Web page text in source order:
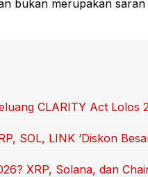
bukan merupakan saran
CLARITY Act Lolos
SOL, LINK ‘Diskon
XRP, Solana, dan